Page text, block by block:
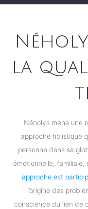
la
Néholys mène une
approche holistique
personne dans sa
émotionnelle,
approche est
l’origine des
conscience du lien de